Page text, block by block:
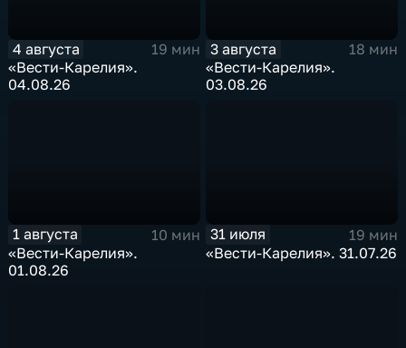
4 августа
19 мин
«Вести-Карелия».
04.08.26
3 августа
18 мин
«Вести-Карелия».
03.08.26
1 августа
10 мин
«Вести-Карелия».
01.08.26
31 июля
19 мин
«Вести-Карелия». 31.07.26